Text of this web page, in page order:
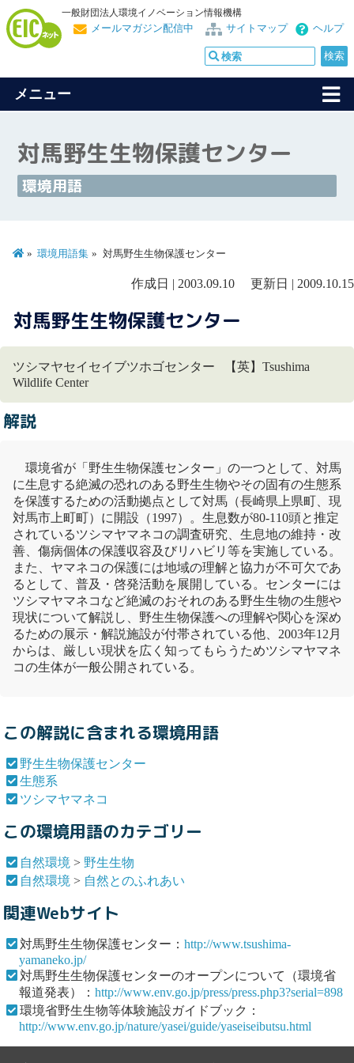
一般財団法人環境イノベーション情報機構
ヘルプ
サイトマップ
メールマガジン配信中
メニュー
対馬野生生物保護センター
環境用語
環境用語集 対馬野生生物保護センター
作成日 | 2003.09.10 更新日 | 2009.10.15
対馬野生生物保護センター
ツシマヤセイセイブツホゴセンター 【英】Tsushima
Wildlife Center
解説
環境省が「 野生生物保護センター 」の一つとして、対馬
に生息する絶滅の恐れのある野生生物やその固有の生態系
を保護するための活動拠点として対馬（長崎県上県町、現
対馬市上町町）に開設（1997）。生息数が80-110頭と推定
されているツシマヤマネコの調査研究、生息地の維持・改
善、傷病個体の保護収容及びリハビリ等を実施している。
また、ヤマネコの保護には地域の理解と協力が不可欠であ
るとして、普及・啓発活動を展開している。センターには
ツシマヤマネコ など絶滅のおそれのある野生生物の生態や
現状について解説し、野生生物保護への理解や関心を深め
るための展示・解説施設が付帯されている他、2003年12月
からは、厳しい現状を広く知ってもらうためツシマヤマネ
コの生体が一般公開されている。
この解説に含まれる環境用語
野生生物保護センター
生態系
ツシマヤマネコ
この環境用語のカテゴリー
自然環境 > 野生生物
自然環境 > 自然とのふれあい
関連Webサイト
対馬野生生物保護センター：http://www.tsushima-
yamaneko.jp/
対馬野生生物保護センターのオープンについて（環境省
報道発表）： http://www.env.go.jp/press/press.php3?serial=898
環境省野生生物等体験施設ガイドブック：
http://www.env.go.jp/nature/yasei/guide/yaseiseibutsu.html